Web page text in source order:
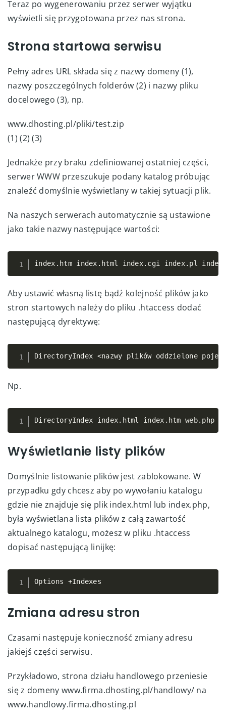
Teraz po wygenerowaniu przez serwer wyjątku
wyświetli się przygotowana przez nas strona.
Strona startowa serwisu
Pełny adres URL składa się z nazwy domeny (1),
nazwy poszczególnych folderów (2) i nazwy pliku
docelowego (3), np.
www.dhosting.pl/pliki/test.zip
(1) (2) (3)
Jednakże przy braku zdefiniowanej ostatniej części,
serwer WWW przeszukuje podany katalog próbując
znaleźć domyślnie wyświetlany w takiej sytuacji plik.
Na naszych serwerach automatycznie są ustawione
jako takie nazwy następujące wartości:
index . htm index . html index. cgi index. pl index
Copy
Aby ustawić własną listę bądź kolejność plików jako
stron startowych należy do pliku .htaccess dodać
następującą dyrektywę:
DirectoryIndex <nazwy plików oddzieloneCopy
Np.
DirectoryIndex index. html index . htm web. php
Copy
Wyświetlanie listy plików
Domyślnie listowanie plików jest zablokowane. W
przypadku gdy chcesz aby po wywołaniu katalogu
gdzie nie znajduje się plik index.html lub index.php,
była wyświetlana lista plików z całą zawartość
aktualnego katalogu, możesz w pliku .htaccess
dopisać następującą linijkę:
Options +Indexes
Zmiana adresu stron
Czasami następuje konieczność zmiany adresu
jakiejś części serwisu.
Przykładowo, strona działu handlowego przeniesie
się z domeny www.firma.dhosting.pl/handlowy/ na
www.handlowy.firma.dhosting.pl